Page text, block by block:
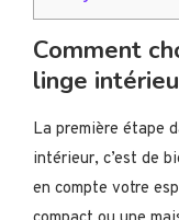
Comment
linge
La première étape
intérieur, c’est de
en compte votre